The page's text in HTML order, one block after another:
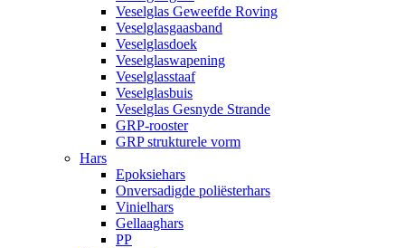
Veselglas Geweefde Roving
Veselglasgaasband
Veselglasdoek
Veselglaswapening
Veselglasstaaf
Veselglasbuis
Veselglas Gesnyde Strande
GRP-rooster
GRP strukturele vorm
Hars
Epoksiehars
Onversadigde poliësterhars
Vinielhars
Gellaaghars
PP